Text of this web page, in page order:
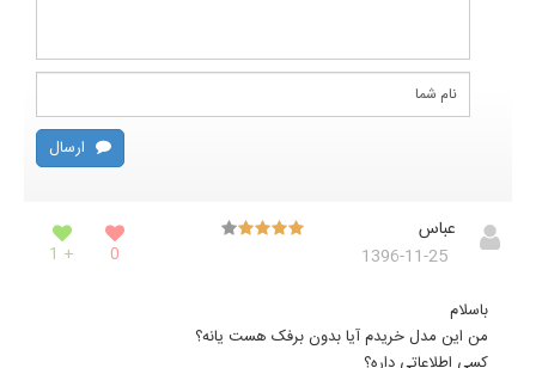
ارسال
عباس
1396-11-25
0
+ 1
باسلام
من این مدل خریدم آیا بدون برفک هست یانه؟